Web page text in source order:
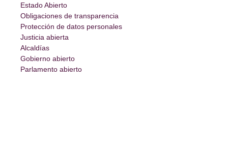
Estado Abierto
Obligaciones de transparencia
Protección de datos personales
Justicia abierta
Alcaldías
Gobierno abierto
Parlamento abierto